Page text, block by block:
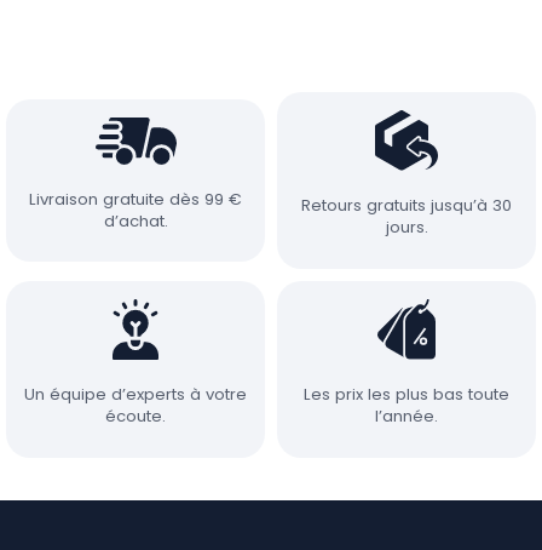
Livraison gratuite dès 99 €
d’achat.
Retours gratuits jusqu’à 30
jours.
Un équipe d’experts à votre
écoute.
Les prix les plus bas toute
l’année.